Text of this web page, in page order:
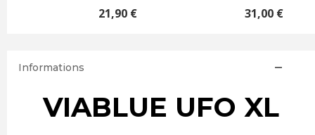
21,90 € 31,00 €
Informations
VIABLUE UFO XL